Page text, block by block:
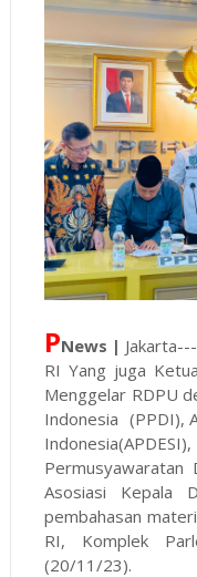
PNews |
RI Yang juga
Menggelar RDPU
Indonesia (PPDI),
Permusyawaratan
Asosiasi Kepala
pembahasan
RI, Komplek
(20/11/23).